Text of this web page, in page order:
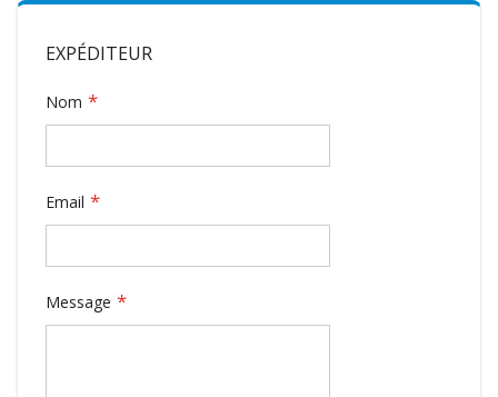
EXPÉDITEUR
Nom
Email
Message